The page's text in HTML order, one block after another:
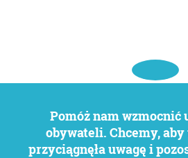
Pomóż nam wzmocnić uczestnictwo
obywateli. Chcemy,
przyciągnęła uwagę i